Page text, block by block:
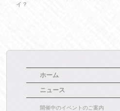
イ？
ホーム
ニュース
開催中のイベントのご案内